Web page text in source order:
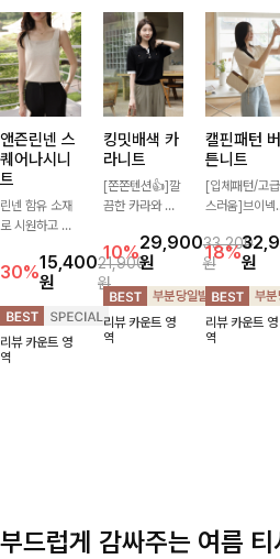
앤즌린넨 스
퀘어나시니
트
린넨 함유 소재
로 시원하고 쾌
좋은 나시 니트
🌿 깔끔한 스퀘
어넥 디자인이
쇄골 라인을 더
욱 여리하고 여
성스럽게 연출해
30%15,400
원
21,900
원
리뷰 카운트 영
역
킹밋배색 카
라니트
[쫀쫀텐션👍]깔
끔한 카라와 반
만나 하나만 입
어도 완성도 높
은 스타일링을
연출해드려요 부
담 없이 즐기기
좋은 데일리 니
10%29,900
원
33,200
원
리뷰 카운트 영
역
캘핀패턴 버
튼니트
[입체패턴/고급
스러움]브이넥
패턴이 어우러
포인트 있게 즐
기기 좋은 가디
건 🤍 가볍게
쳐주기만 해도
스타일리시한 무
18%원
리뷰 카운트 영
역
부드럽게 감싸주는 여름 티